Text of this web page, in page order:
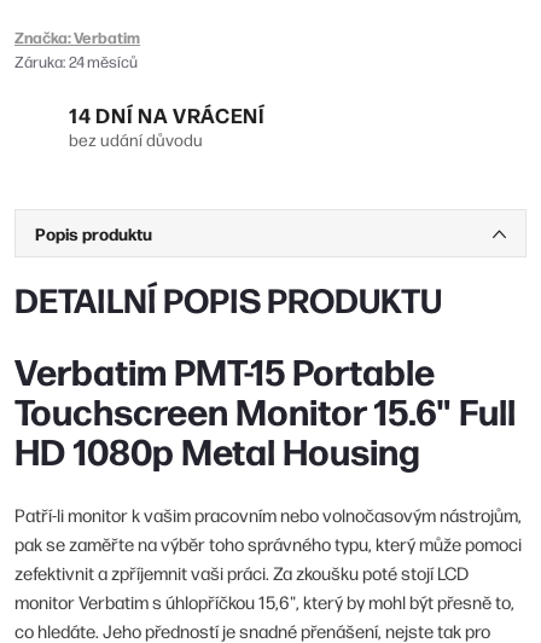
Značka:Verbatim
Záruka:24 měsíců
14 DNÍ NA VRÁCENÍ
bez udání důvodu
Popis produktu
DETAILNÍ POPIS PRODUKTU
Verbatim PMT-15 Portable
Touchscreen Monitor 15.6" Full
HD 1080p Metal Housing
Patří-li monitor k vašim pracovním nebo volnočasovým nástrojům,
pak se zaměřte na výběr toho správného typu, který může pomoci
zefektivnit a zpříjemnit vaši práci. Za zkoušku poté stojí LCD
monitor Verbatim s úhlopříčkou 15,6", který by mohl být přesně to,
co hledáte. Jeho předností je snadné přenášení, nejste tak pro